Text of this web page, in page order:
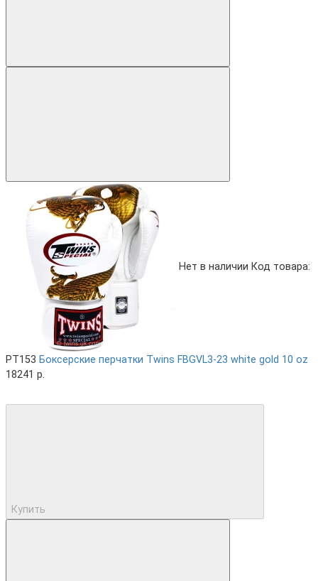
Нет в наличии Код товара:
PT153 Боксерские перчатки Twins FBGVL3-23 white gold 10 oz
18241 р.
Купить